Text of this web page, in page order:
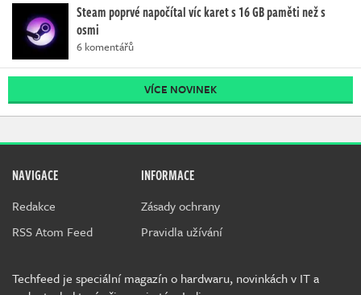
Steam poprvé napočítal víc karet s 16 GB paměti než s
osmi
6 komentářů
VÍCE NOVINEK
NAVIGACE
Redakce
RSS Atom Feed
INFORMACE
Zásady ochrany
Pravidla užívání
Techfeed je speciální magazín o hardwaru, novinkách v IT a